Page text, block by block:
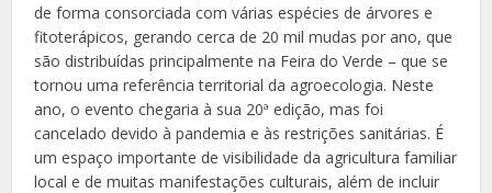
de forma consorciada com várias espécies de árvores e
fitoterápicos, gerando cerca de 20 mil mudas por ano, que
são distribuídas principalmente na Feira do Verde – que se
tornou uma referência territorial da agroecologia. Neste
ano, o evento chegaria à sua 20ª edição, mas foi
cancelado devido à pandemia e às restrições sanitárias. É
um espaço importante de visibilidade da agricultura familiar
local e de muitas manifestações culturais, além de incluir